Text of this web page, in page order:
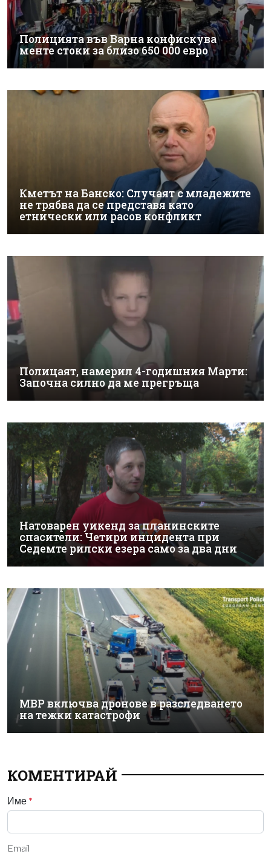
Полицията във Варна конфискува
менте стоки за близо 650 000 евро
Кметът на Банско: Случаят с младежите
не трябва да се представя като
етнически или расов конфликт
Полицаят, намерил 4-годишния Марти:
Започна силно да ме прегръща
Натоварен уикенд за планинските
спасители: Четири инцидента при
Седемте рилски езера само за два дни
МВР включва дронове в разследването
на тежки катастрофи
КОМЕНТИРАЙ
Име *
Email